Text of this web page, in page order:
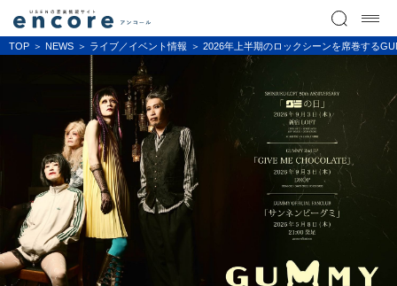
TOP NEWS ライブ／イベント情報 2026年上半期のロックシーンを席巻する